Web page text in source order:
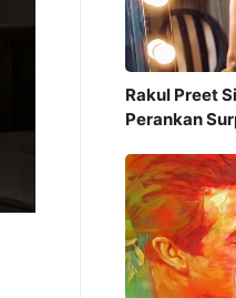
Rakul Preet
Perankan